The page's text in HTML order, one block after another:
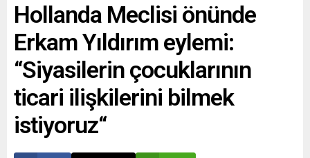
Hollanda Meclisi önünde
Erkam Yıldırım eylemi:
“Siyasilerin çocuklarının
ticari ilişkilerini bilmek
istiyoruz“